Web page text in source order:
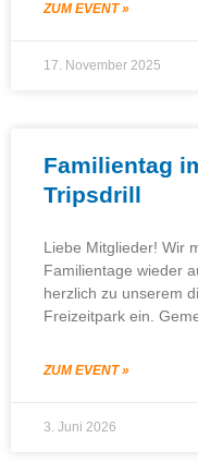
ZUM EVENT »
17. November 2025
Familientag
Tripsdrill
Liebe Mitglieder! Wir
Familientage wieder
herzlich zu unserem
Freizeitpark ein.
ZUM EVENT »
3. Juni 2026